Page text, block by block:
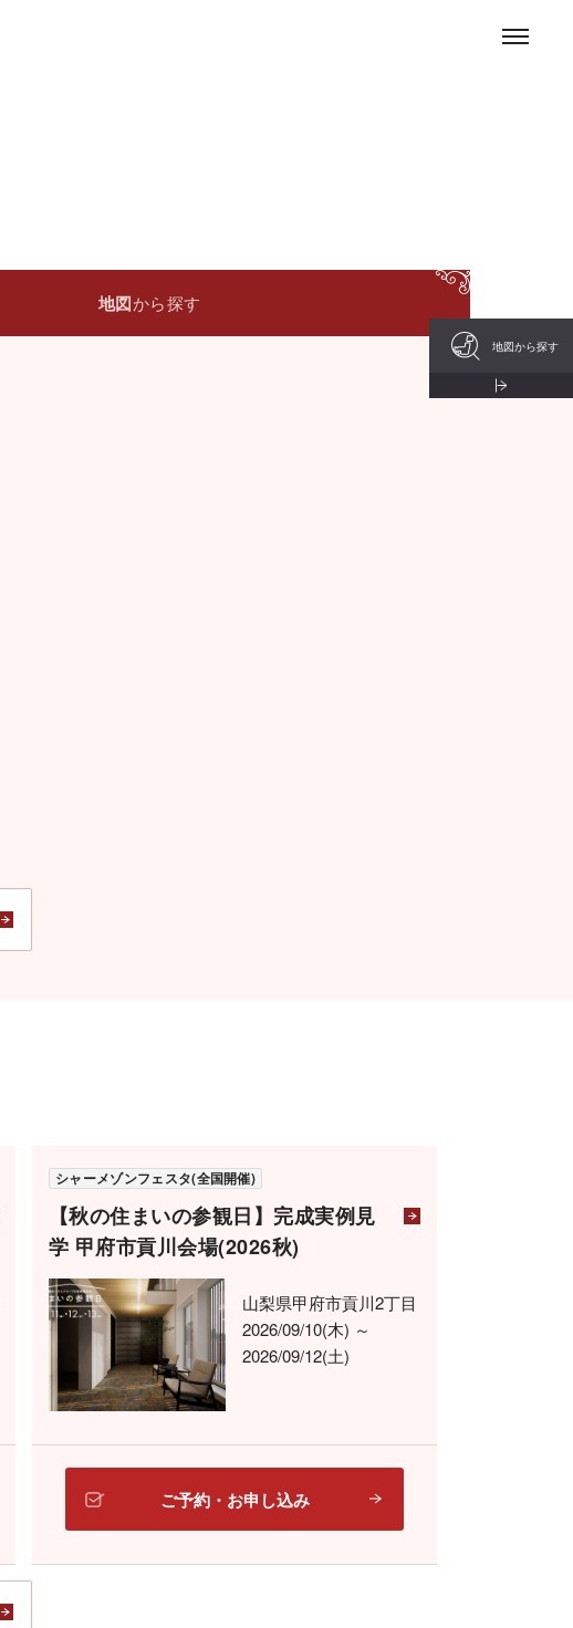
地図から探す
【秋の住まいの参観日】完成実例見
学 甲府市貢川会場(2026秋)
シャーメゾンフェスタ(全国開催)
山梨県甲府市貢川2丁目
2026/09/10(木) ～
2026/09/12(土)
ご予約・お申し込み
地図から探す